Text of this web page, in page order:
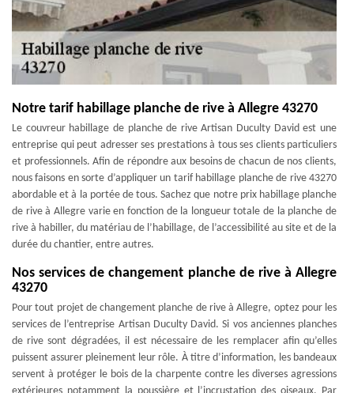
Notre tarif habillage planche de rive à Allegre 43270
Le couvreur habillage de planche de rive Artisan Duculty David est une
entreprise qui peut adresser ses prestations à tous ses clients particuliers
et professionnels. Afin de répondre aux besoins de chacun de nos clients,
nous faisons en sorte d’appliquer un tarif habillage planche de rive 43270
abordable et à la portée de tous. Sachez que notre prix habillage planche
de rive à Allegre varie en fonction de la longueur totale de la planche de
rive à habiller, du matériau de l’habillage, de l’accessibilité au site et de la
durée du chantier, entre autres.
Nos services de changement planche de rive à Allegre
43270
Pour tout projet de changement planche de rive à Allegre, optez pour les
services de l’entreprise Artisan Duculty David. Si vos anciennes planches
de rive sont dégradées, il est nécessaire de les remplacer afin qu’elles
puissent assurer pleinement leur rôle. À titre d’information, les bandeaux
servent à protéger le bois de la charpente contre les diverses agressions